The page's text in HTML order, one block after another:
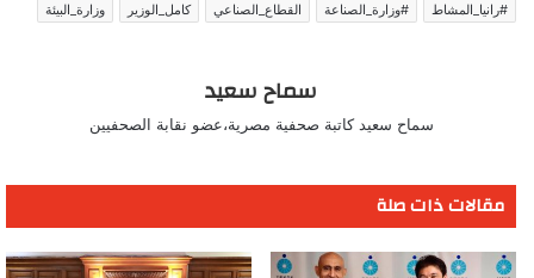
#رانيا_المشاط
#وزارة_الصناعة القطاع_الصناعي كامل_الوزير وزارة_البيئة
سماح سعيد
سماح سعيد كاتبة صحفية مصرية،عضو نقابة الصحفيين
مقالات ذات صلة